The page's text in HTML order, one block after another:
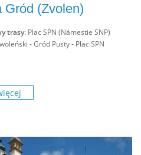
Gród (Zvolen)
trasy: Plac SPN (Námestie SNP)
- Gród Pusty - Plac SPN